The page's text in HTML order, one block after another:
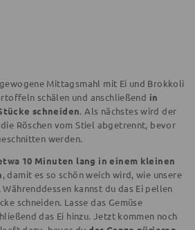
Mittagsmahl mit Ei und Brokkoli
schälen und anschließend in
schneiden. Als nächstes wird der
Röschen vom Stiel abgetrennt, bevor
werden.
10 Minuten lang in einem kleinen
, damit es so schön weich wird, wie unsere
. Währenddessen kannst du das Ei pellen
schneiden. Lasse das Gemüse
das Ei hinzu. Jetzt kommen noch